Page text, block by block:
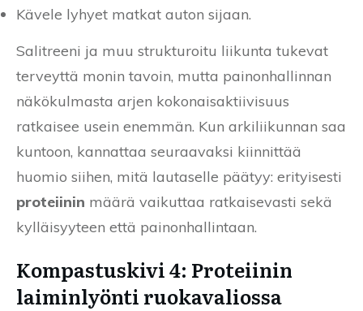
Kävele lyhyet matkat auton sijaan.
Salitreeni ja muu strukturoitu liikunta tukevat
terveyttä monin tavoin, mutta painonhallinnan
näkökulmasta arjen kokonaisaktiivisuus
ratkaisee usein enemmän. Kun arkiliikunnan saa
kuntoon, kannattaa seuraavaksi kiinnittää
huomio siihen, mitä lautaselle päätyy: erityisesti
proteiinin määrä vaikuttaa ratkaisevasti sekä
kylläisyyteen että painonhallintaan.
Kompastuskivi 4: Proteiinin
laiminlyönti ruokavaliossa